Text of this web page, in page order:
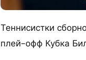
Теннисистки
плей-офф Кубка